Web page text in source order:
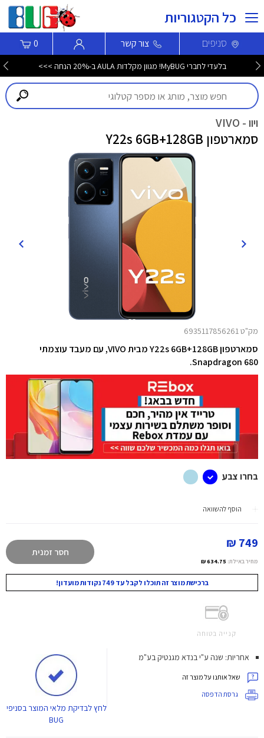
כל הקטגוריות
סניפים צור קשר 0
בלעדי לחברי MyBUG! מגוון מקלדות AULA ב-20% הנחה >>>
ויוו - VIVO
סמארטפון Y22s 6GB+128GB
מק"ט 6935117856261
סמארטפון Y22s 6GB+128GB מבית VIVO, עם מעבד עוצמתי
Snapdragon 680.
בחרו צבע
הוסף להשוואה
749 ₪
מחיר באילת: 634.75 ₪
חסר זמנית
ברכישת מוצר זה תוכלו לקבל עד 749 נקודות מועדון!
קנייה בטוחה
אחריות: שנה ע"י בנדא מגנטיק בע"מ
שאל אותנו על מוצר זה
גרסת הדפסה
לחץלבדיקת מלאי המוצר בסניפי
BUG